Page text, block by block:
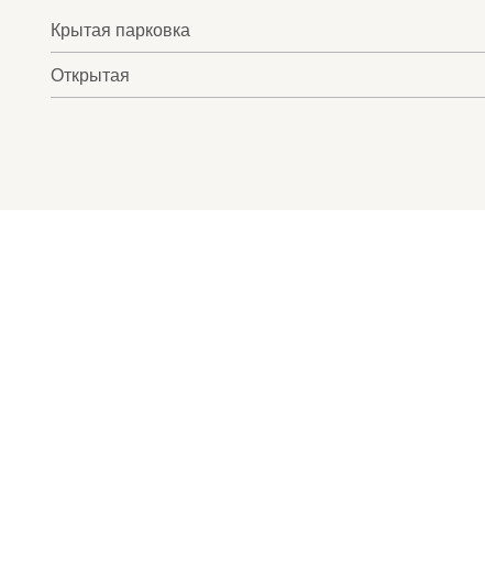
Крытая парковка
Открытая